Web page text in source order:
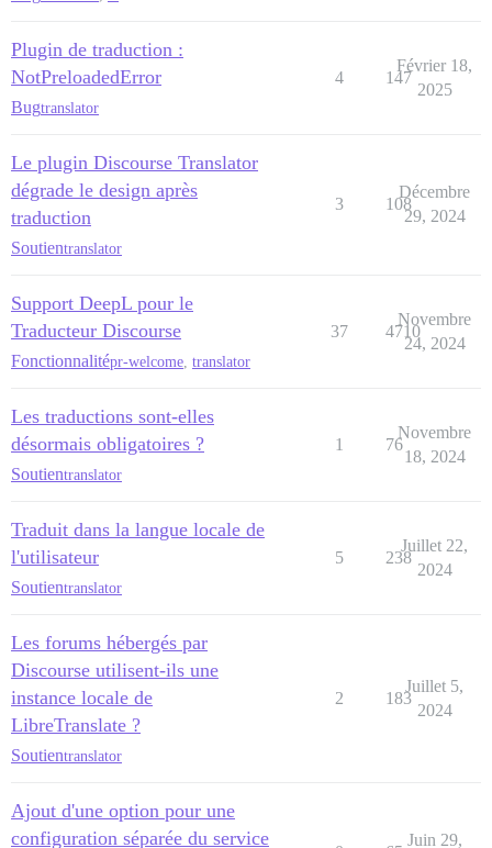
Plugin de traduction :
NotPreloadedError
Bugtranslator
4 147
Février 18,
2025
Le plugin Discourse Translator
dégrade le design après
traduction
Soutientranslator
3 108
Décembre
29, 2024
Support DeepL pour le
Traducteur Discourse
Fonctionnalitépr-welcome translator
37 4710
Novembre
24, 2024
Les traductions sont-elles
désormais obligatoires ?
Soutientranslator
1 76
Novembre
18, 2024
Traduit dans la langue locale de
l'utilisateur
Soutientranslator
5 238
Juillet 22,
2024
Les forums hébergés par
Discourse utilisent-ils une
instance locale de
LibreTranslate ?
Soutientranslator
2 183
Juillet 5,
2024
Ajout d'une option pour une
configuration séparée du service
Juin 29,